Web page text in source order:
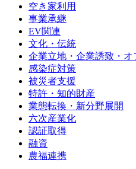
空き家利用
事業承継
EV関連
文化・伝統
企業立地・企業誘致・オ
感染症対策
被災者支援
特許・知的財産
業態転換・新分野展開
六次産業化
認証取得
融資
農福連携